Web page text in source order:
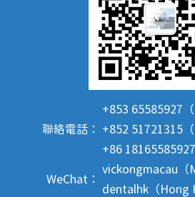
聯絡電話：
+853 65585927（
+852 51721315
+86 18165585927
WeChat：
vickongmacau（
dentalhk（Hong